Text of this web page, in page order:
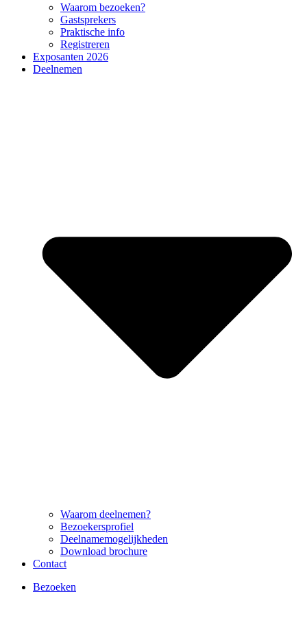
Waarom bezoeken?
Gastsprekers
Praktische info
Registreren
Exposanten 2026
Deelnemen
Waarom deelnemen?
Bezoekersprofiel
Deelnamemogelijkheden
Download brochure
Contact
Bezoeken